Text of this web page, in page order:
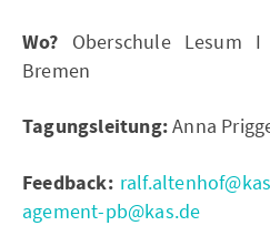
Wo? Oberschule Lesum
Bremen
Tagungsleitung:Anna
Feedback:
agement-pb@kas.de